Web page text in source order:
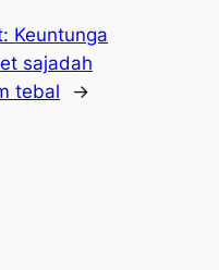
Keuntunga
sajadah
tebal
→